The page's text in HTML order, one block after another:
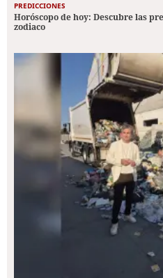
PREDICCIONES
Horóscopo de hoy: Descubre las
zodiaco